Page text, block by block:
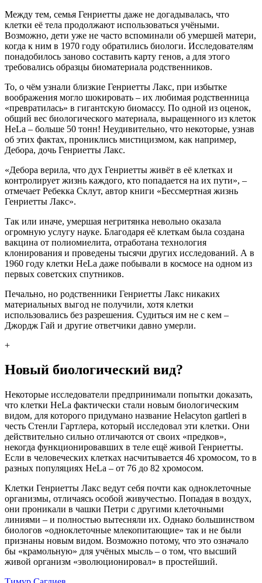
Между тем, семья Генриетты даже не догадывалась, что
клетки её тела продолжают использоваться учёными.
Возможно, дети уже не часто вспоминали об умершей матери,
когда к ним в 1970 году обратились биологи. Исследователям
понадобилось заново составить карту генов, а для этого
требовались образцы биоматериала родственников.
То, о чём узнали близкие Генриетты Лакс, при избытке
воображения могло шокировать – их любимая родственница
«превратилась» в гигантскую биомассу. По одной из оценок,
общий вес биологического материала, выращенного из клеток
HeLa – больше 50 тонн! Неудивительно, что некоторые, узнав
об этих фактах, прониклись мистицизмом, как например,
Дебора, дочь Генриетты Лакс.
«Дебора верила, что дух Генриетты живёт в её клетках и
контролирует жизнь каждого, кто попадается на их пути», –
отмечает Ребекка Склут, автор книги «Бессмертная жизнь
Генриетты Лакс».
Так или иначе, умершая негритянка невольно оказала
огромную услугу науке. Благодаря её клеткам была создана
вакцина от полиомиелита, отработана технология
клонирования и проведены тысячи других исследований. А в
1960 году клетки HeLa даже побывали в космосе на одном из
первых советских спутников.
Печально, но родственники Генриетты Лакс никаких
материальных выгод не получили, хотя клетки
использовались без разрешения. Судиться им не с кем –
Джордж Гай и другие ответчики давно умерли.
+
Новый биологический вид?
Некоторые исследователи предпринимали попытки доказать,
что клетки HeLa фактически стали новым биологическим
видом, для которого придумано название Helacyton gartleri в
честь Стенли Гартлера, который исследовал эти клетки. Они
действительно сильно отличаются от своих «предков»,
некогда функционировавших в теле ещё живой Генриетты.
Если в человеческих клетках насчитывается 46 хромосом, то в
разных популяциях HeLa – от 76 до 82 хромосом.
Клетки Генриетты Лакс ведут себя почти как одноклеточные
организмы, отличаясь особой живучестью. Попадая в воздух,
они проникали в чашки Петри с другими клеточными
линиями – и полностью вытесняли их. Однако большинством
биологов «одноклеточные млекопитающие» так и не были
признаны новым видом. Возможно потому, что это означало
бы «крамольную» для учёных мысль – о том, что высший
живой организм «эволюционировал» в простейший.